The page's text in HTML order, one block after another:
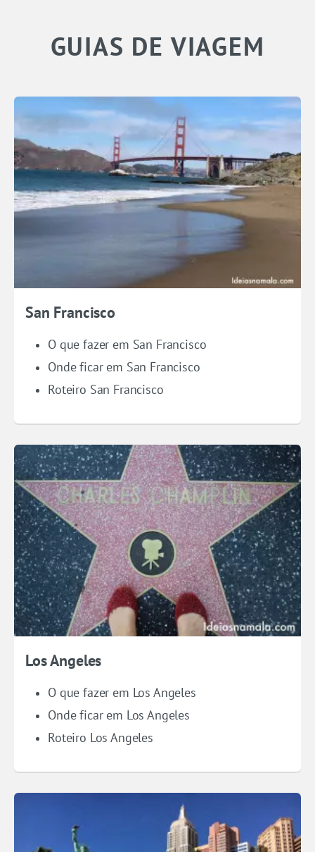
GUIAS DE VIAGEM
San Francisco
O que fazer em San Francisco
Onde ficar em San Francisco
Roteiro San Francisco
Los Angeles
O que fazer em Los Angeles
Onde ficar em Los Angeles
Roteiro Los Angeles